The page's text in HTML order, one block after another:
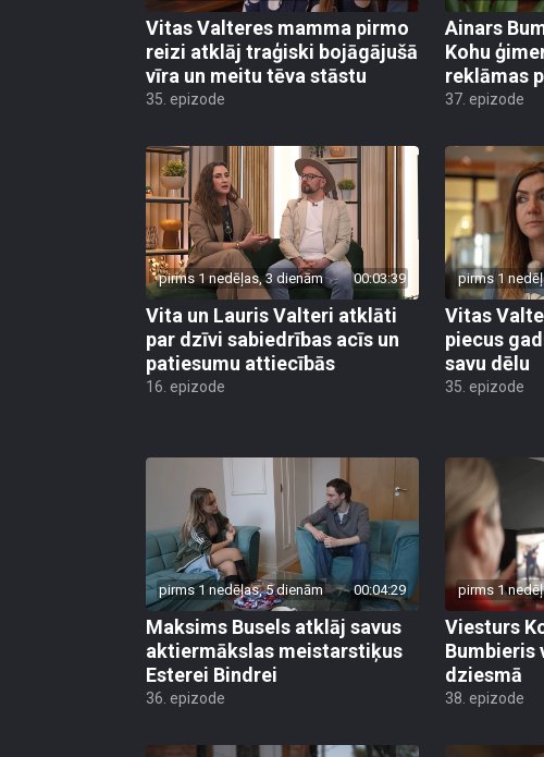
Vitas Valteres mamma pirmo
reizi atklāj traģiski bojāgājušā
vīra un meitu tēva stāstu
35. epizode
Ainars
Kohu
reklāmas
37. epizode
pirms 1 nedēļas, 3 dienām 00:03:39
Vita un Lauris Valteri atklāti
par dzīvi sabiedrības acīs un
patiesumu attiecībās
16. epizode
pirms 1
Vitas
piecus
savu dēlu
35. epizode
pirms 1 nedēļas, 5 dienām 00:04:29
Maksims Busels atklāj savus
aktiermākslas meistarstiķus
Esterei Bindrei
36. epizode
pirms 1
Viesturs
Bumbieris
dziesmā
38. epizode